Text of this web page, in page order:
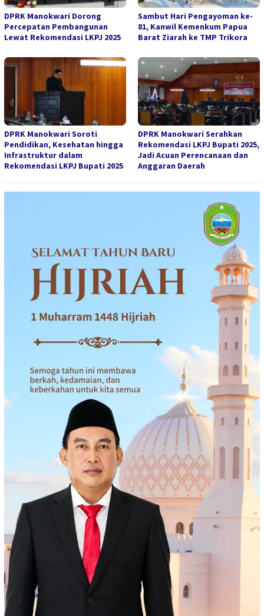
DPRK Manokwari Dorong
Percepatan Pembangunan
Lewat Rekomendasi LKPJ 2025
Sambut Hari Pengayoman ke-
81, Kanwil Kemenkum Papua
Barat Ziarah ke TMP Trikora
DPRK Manokwari Soroti
Pendidikan, Kesehatan hingga
Infrastruktur dalam
Rekomendasi LKPJ Bupati 2025
DPRK Manokwari Serahkan
Rekomendasi LKPJ Bupati 2025,
Jadi Acuan Perencanaan dan
Anggaran Daerah